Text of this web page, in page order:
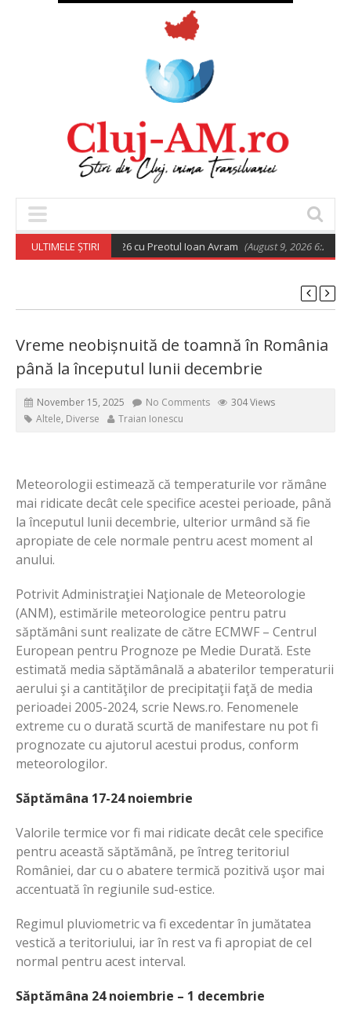
ULTIMELE ȘTIRI
din 9 august 2026 cu Preotul Ioan Avram (August 9, 2026 6:28 am)
Vreme neobișnuită de toamnă în România
până la începutul lunii decembrie
November 15, 2025 No Comments
304 Views
Altele, Diverse Traian Ionescu
Meteorologii estimează că temperaturile vor rămâne
mai ridicate decât cele specifice acestei perioade, până
la începutul lunii decembrie, ulterior urmând să fie
apropiate de cele normale pentru acest moment al
anului.
Potrivit Administraţiei Naţionale de Meteorologie
(ANM), estimările meteorologice pentru patru
săptămâni sunt realizate de către ECMWF – Centrul
European pentru Prognoze pe Medie Durată. Este
estimată media săptămânală a abaterilor temperaturii
aerului şi a cantităţilor de precipitaţii faţă de media
perioadei 2005-2024, scrie News.ro. Fenomenele
extreme cu o durată scurtă de manifestare nu pot fi
prognozate cu ajutorul acestui produs, conform
meteorologilor.
Săptămâna 17-24 noiembrie
Valorile termice vor fi mai ridicate decât cele specifice
pentru această săptămână, pe întreg teritoriul
României, dar cu o abatere termică pozitivă uşor mai
accentuată în regiunile sud-estice.
Regimul pluviometric va fi excedentar în jumătatea
vestică a teritoriului, iar în rest va fi apropiat de cel
normal pentru acest interval.
Săptămâna 24 noiembrie – 1 decembrie